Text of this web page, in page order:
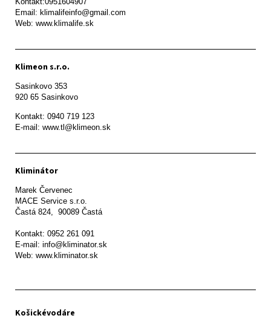
Email: klimalifeinfo@gmail.com
Web: www.klimalife.sk
Klimeon s.r.o.
Sasinkovo 353
920 65 Sasinkovo
Kontakt: 0940 719 123
E-mail: www.tl@klimeon.sk
Kliminátor
Marek Červenec
MACE Service s.r.o.
Častá 824,  90089 Častá
Kontakt: 0952 261 091
E-mail: info@kliminator.sk
Web: www.kliminator.sk
Košickévodáre